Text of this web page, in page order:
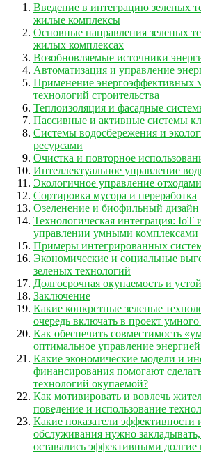
Введение в интеграцию зеленых
жилые комплексы
Основные направления зеленых
жилых комплексах
Возобновляемые источники
Автоматизация и управление
Применение энергоэффективных
технологий строительства
Теплоизоляция и фасадные
Пассивные и активные системы
Системы водосбережения и
ресурсами
Очистка и повторное
Интеллектуальное управление
Экологичное управление
Сортировка мусора и переработка
Озеленение и биофильный дизайн
Технологическая интеграция:
управлении умными комплексами
Примеры интегрированных
Экономические и социальные
зеленых технологий
Долгосрочная окупаемость и
Заключение
Какие конкретные зеленые
очередь включать в проект
Как обеспечить совместимость
оптимальное управление
Какие экономические модели и
финансирования помогают
технологий окупаемой?
Как мотивировать и вовлечь
поведение и использование
Какие показатели эффективности
обслуживания нужно
оставались эффективными долгие